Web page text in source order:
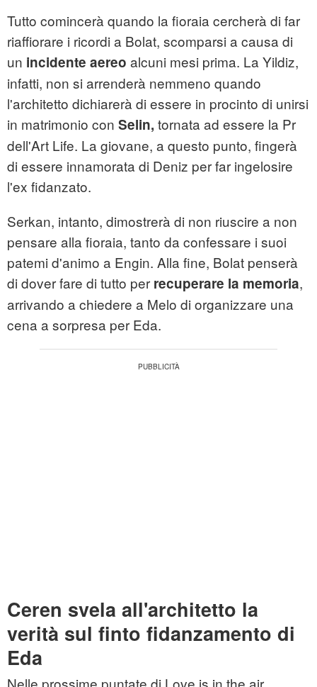
Tutto comincerà quando la fioraia cercherà di far
riaffiorare i ricordi a Bolat, scomparsi a causa di
un incidente aereo alcuni mesi prima. La Yildiz,
infatti, non si arrenderà nemmeno quando
l'architetto dichiarerà di essere in procinto di unirsi
in matrimonio con Selin, tornata ad essere la Pr
dell'Art Life. La giovane, a questo punto, fingerà
di essere innamorata di Deniz per far ingelosire
l'ex fidanzato.
Serkan, intanto, dimostrerà di non riuscire a non
pensare alla fioraia, tanto da confessare i suoi
patemi d'animo a Engin. Alla fine, Bolat penserà
di dover fare di tutto per recuperare la memoria,
arrivando a chiedere a Melo di organizzare una
cena a sorpresa per Eda.
Ceren svela all'architetto la
verità sul finto fidanzamento di
Eda